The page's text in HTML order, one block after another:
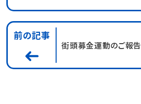
前の記事
街頭募金運動のご報告